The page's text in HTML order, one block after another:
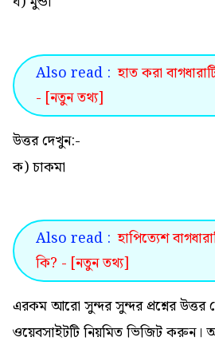
Also read : হাত করা
- [নতুন তথ্য]
উত্তর দেখুন:-
ক) চাকমা
Also read : হাপিত্যেশ
কি? - [নতুন তথ্য]
এরকম আরো সুন্দর সুন্দর প্রশ্নের
ওয়েবসাইটটি নিয়মিত ভিজিট করুন।